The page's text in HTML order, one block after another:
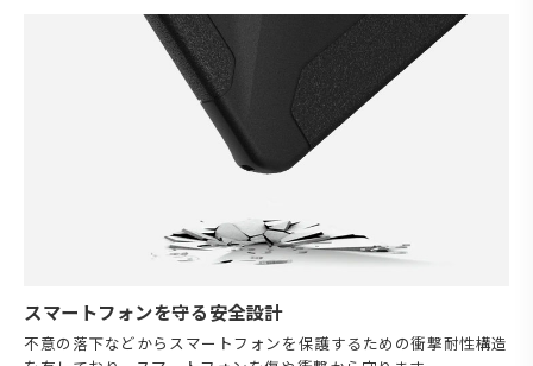
スマートフォンを守る安全設計
不意の落下などからスマートフォンを保護するための衝撃耐性構造